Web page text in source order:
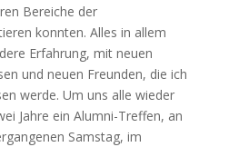
Bereiche der
konnten. Alles in allem
Erfahrung, mit neuen
und neuen Freunden, die ich
werde. Um uns alle wieder
Jahre ein Alumni-Treffen, an
Samstag, im